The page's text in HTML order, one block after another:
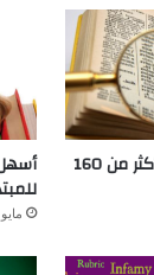
أسهل تطبيق لتعلّم أكثر من 160
مايو 26, 2026